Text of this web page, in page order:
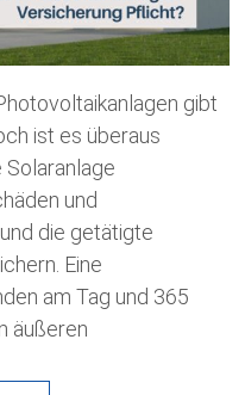
gibt
ist es überaus
und
die getätigte
Eine
am Tag und 365
äußeren